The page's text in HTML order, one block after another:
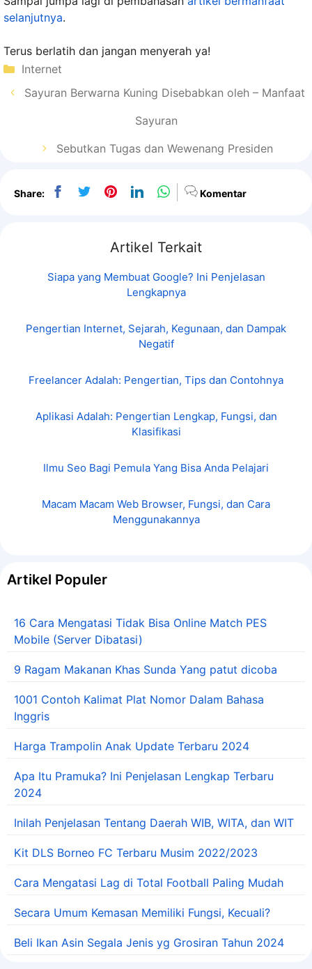
selanjutnya.
Terus berlatih dan jangan menyerah ya!
Kategori
Internet
Sayuran Berwarna Kuning Disebabkan oleh – Manfaat
Sayuran
Sebutkan Tugas dan Wewenang Presiden
Share: Komentar
Artikel Terkait
Siapa yang Membuat Google? Ini Penjelasan
Lengkapnya
Pengertian Internet, Sejarah, Kegunaan, dan Dampak
Negatif
Freelancer Adalah: Pengertian, Tips dan Contohnya
Aplikasi Adalah: Pengertian Lengkap, Fungsi, dan
Klasifikasi
Ilmu Seo Bagi Pemula Yang Bisa Anda Pelajari
Macam Macam Web Browser, Fungsi, dan Cara
Menggunakannya
Artikel Populer
16 Cara Mengatasi Tidak Bisa Online Match PES
Mobile (Server Dibatasi)
9 Ragam Makanan Khas Sunda Yang patut dicoba
1001 Contoh Kalimat Plat Nomor Dalam Bahasa
Inggris
Harga Trampolin Anak Update Terbaru 2024
Apa Itu Pramuka? Ini Penjelasan Lengkap Terbaru
2024
Inilah Penjelasan Tentang Daerah WIB, WITA, dan WIT
Kit DLS Borneo FC Terbaru Musim 2022/2023
Cara Mengatasi Lag di Total Football Paling Mudah
Secara Umum Kemasan Memiliki Fungsi, Kecuali?
Beli Ikan Asin Segala Jenis yg Grosiran Tahun 2024